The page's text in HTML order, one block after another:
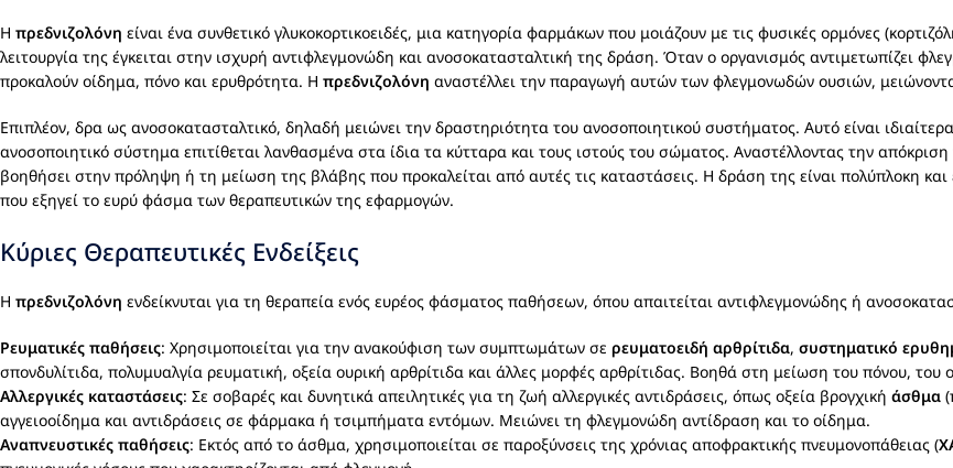
Η πρεδνιζολόνη είναι ένα συνθετικό γλυκοκορτικοειδές, μια κατηγορία φαρμάκων που μοιάζουν με τις φυσικές ορμόνες
λειτουργία της έγκειται στην ισχυρή αντιφλεγμονώδη και ανοσοκατασταλτική της δράση. Όταν ο οργανισμός αντιμετωπίζει
προκαλούν οίδημα, πόνο και ερυθρότητα. Η πρεδνιζολόνη αναστέλλει την παραγωγή αυτών των φλεγμονωδών ουσιών,
Επιπλέον, δρα ως ανοσοκατασταλτικό, δηλαδή μειώνει την δραστηριότητα του ανοσοποιητικού συστήματος. Αυτό είναι
ανοσοποιητικό σύστημα επιτίθεται λανθασμένα στα ίδια τα κύτταρα και τους ιστούς του σώματος. Αναστέλλοντας την
βοηθήσει στην πρόληψη ή τη μείωση της βλάβης που προκαλείται από αυτές τις καταστάσεις. Η δράση της είναι πολύπλοκη και
που εξηγεί το ευρύ φάσμα των θεραπευτικών της εφαρμογών.
Κύριες Θεραπευτικές Ενδείξεις
Η πρεδνιζολόνη ενδείκνυται για τη θεραπεία ενός ευρέος φάσματος παθήσεων, όπου απαιτείται αντιφλεγμονώδης ή
Ρευματικές παθήσεις: Χρησιμοποιείται για την ανακούφιση των συμπτωμάτων σε ρευματοειδή αρθρίτιδα, συστηματικό
σπονδυλίτιδα, πολυμυαλγία ρευματική, οξεία ουρική αρθρίτιδα και άλλες μορφές αρθρίτιδας. Βοηθά στη μείωση του πόνου,
Αλλεργικές καταστάσεις: Σε σοβαρές και δυνητικά απειλητικές για τη ζωή αλλεργικές αντιδράσεις, όπως οξεία βρογχική άσθμα
αγγειοοίδημα και αντιδράσεις σε φάρμακα ή τσιμπήματα εντόμων. Μειώνει τη φλεγμονώδη αντίδραση και το οίδημα.
Αναπνευστικές παθήσεις: Εκτός από το άσθμα, χρησιμοποιείται σε παροξύνσεις της χρόνιας αποφρακτικής πνευμονοπάθειας (